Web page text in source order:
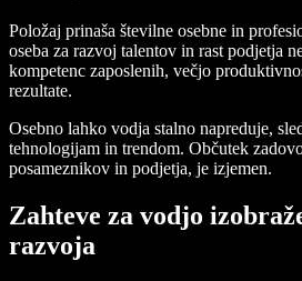
Položaj prinaša številne osebne in
oseba za razvoj talentov in rast podjetja
kompetenc zaposlenih, večjo
rezultate.
Osebno lahko vodja stalno napreduje,
tehnologijam in trendom. Občutek
posameznikov in podjetja, je izjemen.
Zahteve za vodjo
razvoja